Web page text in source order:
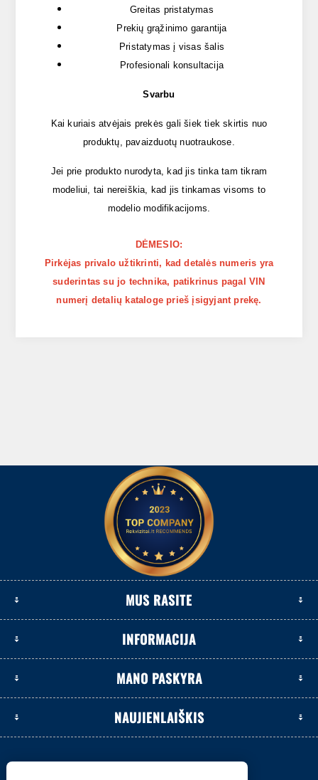
Greitas pristatymas
Prekių grąžinimo garantija
Pristatymas į visas šalis
Profesionali konsultacija
Svarbu
Kai kuriais atvėjais prekės gali šiek tiek skirtis nuo
produktų, pavaizduotų nuotraukose.
Jei prie produkto nurodyta, kad jis tinka tam tikram
modeliui, tai nereiškia, kad jis tinkamas visoms to
modelio modifikacijoms.
DĖMESIO:
Pirkėjas privalo užtikrinti, kad detalės numeris yra
suderintas su jo technika, patikrinus pagal VIN
numerį detalių kataloge prieš įsigyjant prekę.
MUS RASITE
INFORMACIJA
MANO PASKYRA
NAUJIENLAIŠKIS